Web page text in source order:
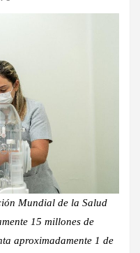
Mundial de la Salud
15 millones de
aproximadamente 1 de